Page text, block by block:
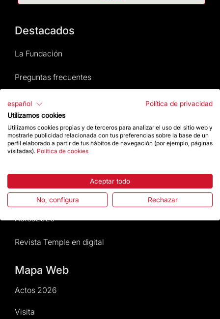
Destacados
La Fundación
Preguntas frecuentes
Atención al Visitante
Normativa y condiciones de compra
Noticias y Actualidad
Da un impulso
Actos2026
Revista Temple en digital
Mapa Web
Actos 2026
Visita
español
Política de privacidad
Utilizamos cookies
Utilizamos cookies propias y de terceros para analizar el uso del sitio web y
mostrarle publicidad relacionada con tus preferencias sobre la base de un
perfil elaborado a partir de tus hábitos de navegación (por ejemplo, páginas
visitadas). Política de cookies
Aceptar todo
No, configura Rechazar